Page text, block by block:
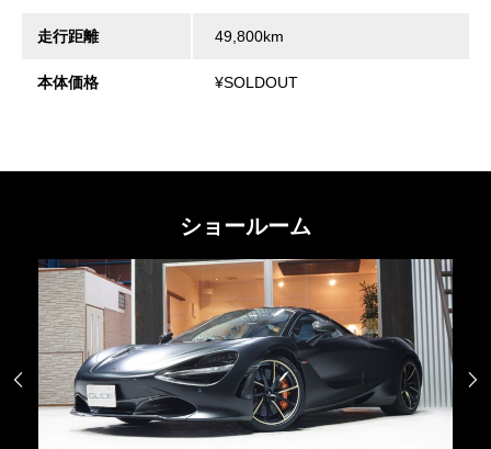
走行距離 49,800km
本体価格 ¥SOLDOUT
ショールーム
 